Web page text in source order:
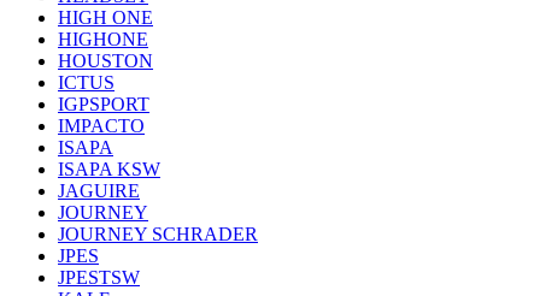
HIGH ONE
HIGHONE
HOUSTON
ICTUS
IGPSPORT
IMPACTO
ISAPA
ISAPA KSW
JAGUIRE
JOURNEY
JOURNEY SCHRADER
JPES
JPESTSW